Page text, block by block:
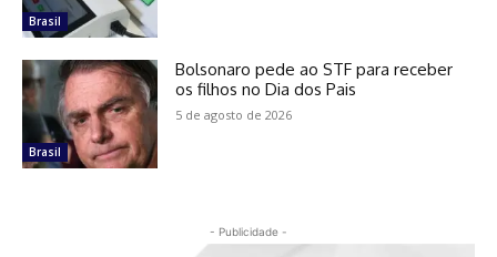
Brasil
Brasil
Bolsonaro pede ao STF para receber
os filhos no Dia dos Pais
5 de agosto de 2026
- Publicidade -